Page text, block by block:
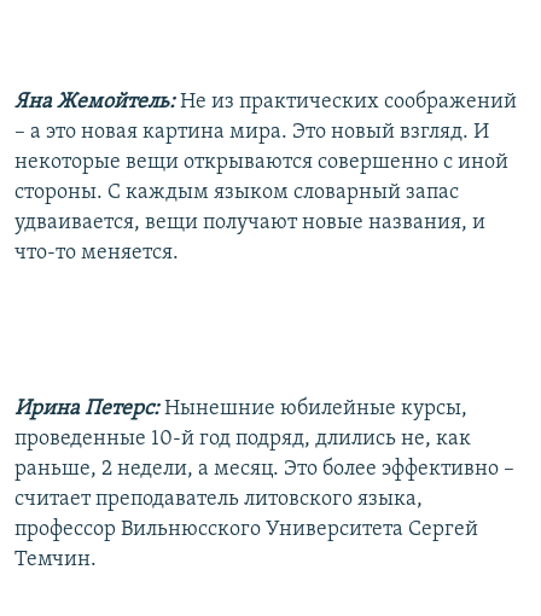
Яна Жемойтель:Не из практических соображений
– а это новая картина мира. Это новый взгляд. И
некоторые вещи открываются совершенно с иной
стороны. С каждым языком словарный запас
удваивается, вещи получают новые названия, и
что-то меняется.
Ирина Петерс:Нынешние юбилейные курсы,
проведенные 10-й год подряд, длились не, как
раньше, 2 недели, а месяц. Это более эффективно –
считает преподаватель литовского языка,
профессор Вильнюсского Университета Сергей
Темчин.